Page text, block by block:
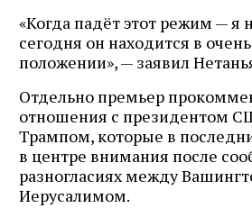
«Когда падёт этот режим — я
сегодня он находится в
положении», — заявил
Отдельно премьер
отношения с президентом
Трампом, которые в
в центре внимания после
разногласиях между
Иерусалимом.